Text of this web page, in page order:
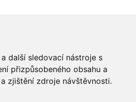
další sledovací nástroje s
přizpůsobeného obsahu a
zjištění zdroje návštěvnosti.